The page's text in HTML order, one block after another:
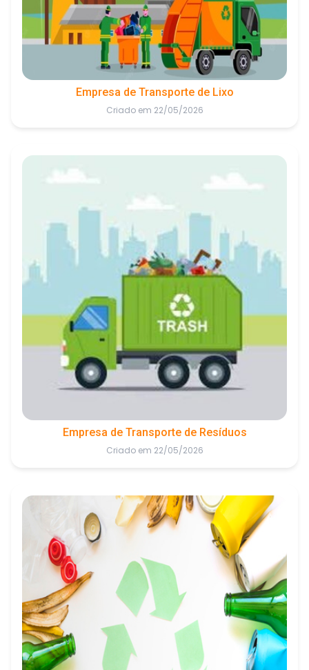
Empresa de Transporte de Lixo
Criado em 22/05/2026
Empresa de Transporte de Resíduos
Criado em 22/05/2026